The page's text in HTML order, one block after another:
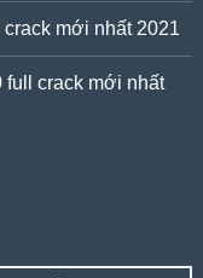
mới nhất 2021
full crack mới nhất